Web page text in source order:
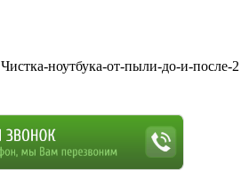
Чистка-ноутбука-от-пыли-до-и-после-2